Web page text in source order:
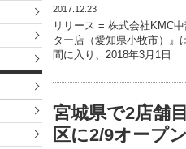
2017.12.23
リリース = 株式会社KMC
ター店（愛知県小牧市）』
間に入り、2018年3月1日
宮城県で2店舗
区に2/9オープン